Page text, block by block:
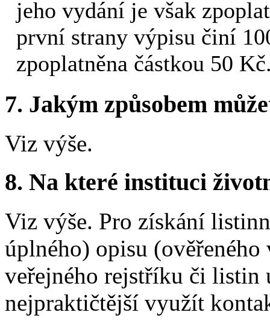
jeho vydání je však
první strany výpisu činí
zpoplatněna částkou 50
7. Jakým způsobem
Viz výše.
8. Na které instituci
Viz výše. Pro získání
úplného) opisu
veřejného rejstříku či listin
nejpraktičtější využít